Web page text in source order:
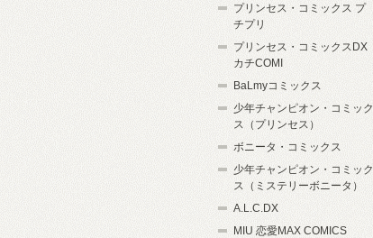
プリンセス・コミックス プ
チプリ
プリンセス・コミックスDX
カチCOMI
BaLmyコミックス
少年チャンピオン・コミック
ス（プリンセス）
ボニータ・コミックス
少年チャンピオン・コミック
ス（ミステリーボニータ）
A.L.C.DX
MIU 恋愛MAX COMICS